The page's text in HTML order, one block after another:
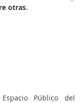
otras.
Público del